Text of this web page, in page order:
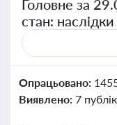
Головне за
стан:
Опрацьовано:
Виявлено: 7